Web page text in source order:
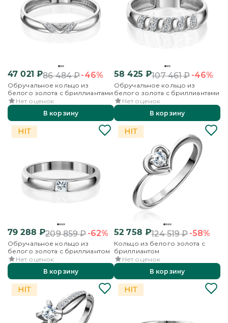
47 021 ₽86 484₽-46%
Обручальное кольцо из
белого золота с бриллиантами
Нет оценок
В корзину
58 425 ₽107 461₽-46%
Обручальное кольцо из
белого золота с бриллиантами
Нет оценок
В корзину
79 288 ₽209 859₽-62%
Обручальное кольцо из
белого золота с бриллиантом
Нет оценок
В корзину
52 758 ₽124 519₽-58%
Кольцо из белого золота с
бриллиантом
Нет оценок
В корзину